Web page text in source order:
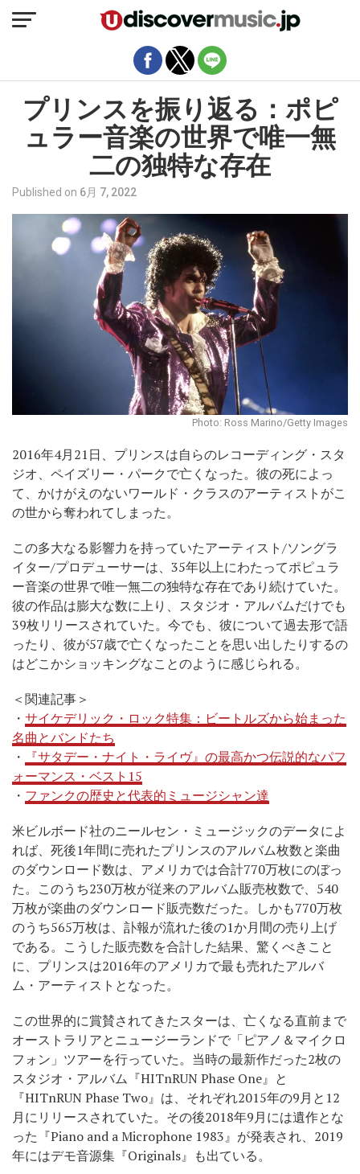
プリンスを振り返る：ポピ
ュラー音楽の世界で唯一無
二の独特な存在
Published on 6月 7, 2022
Photo: Ross Marino/Getty Images
2016年4月21日、プリンスは自らのレコーディング・スタ
ジオ、ペイズリー・パークで亡くなった。彼の死によっ
て、かけがえのないワールド・クラスのアーティストがこ
の世から奪われてしまった。
この多大なる影響力を持っていたアーティスト/ソングラ
イター/プロデューサーは、35年以上にわたってポピュラ
ー音楽の世界で唯一無二の独特な存在であり続けていた。
彼の作品は膨大な数に上り、スタジオ・アルバムだけでも
39枚リリースされていた。今でも、彼について過去形で語
ったり、彼が57歳で亡くなったことを思い出したりするの
はどこかショッキングなことのように感じられる。
＜関連記事＞
・ サイケデリック・ロック特集：ビートルズから始まった
名曲とバンドたち
・
『サタデー・ナイト・ライヴ』の最高かつ伝説的なパフ
ォーマンス・ベスト15
・ ファンクの歴史と代表的ミュージシャン達
米ビルボード社のニールセン・ミュージックのデータによ
れば、死後1年間に売れたプリンスのアルバム枚数と楽曲
のダウンロード数は、アメリカでは合計770万枚にのぼっ
た。このうち230万枚が従来のアルバム販売枚数で、540
万枚が楽曲のダウンロード販売数だった。しかも770万枚
のうち565万枚は、訃報が流れた後の1か月間の売り上げ
である。こうした販売数を合計した結果、驚くべきこと
に、プリンスは2016年のアメリカで最も売れたアルバ
ム・アーティストとなった。
この世界的に賞賛されてきたスターは、亡くなる直前まで
オーストラリアとニュージーランドで「ピアノ＆マイクロ
フォン」ツアーを行っていた。当時の最新作だった2枚の
スタジオ・アルバム『HITnRUN Phase One』と
『HITnRUN Phase Two』は、それぞれ2015年の9月と12
月にリリースされていた。その後2018年9月には遺作とな
った『Piano and a Microphone 1983』が発表され、2019
年にはデモ音源集『Originals』も出ている。
モバイルバージョンを終了